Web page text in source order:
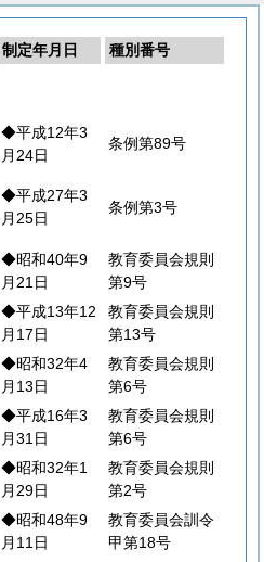
制定年月日
種別番号
◆平成12年3
月24日
条例第89号
◆平成27年3
月25日
条例第3号
◆昭和40年9
月21日
教育委員会規則
第9号
◆平成13年12
月17日
教育委員会規則
第13号
◆昭和32年4
月13日
教育委員会規則
第6号
◆平成16年3
月31日
教育委員会規則
第6号
◆昭和32年1
月29日
教育委員会規則
第2号
◆昭和48年9
月11日
教育委員会訓令
甲第18号